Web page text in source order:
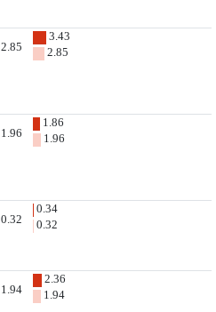
2.85
3.43
2.85
1.96
1.86
1.96
0.32
0.34
0.32
1.94
2.36
1.94